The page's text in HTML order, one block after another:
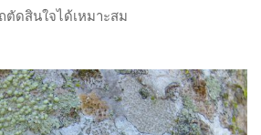
ตัดสินใจได้เหมาะสม